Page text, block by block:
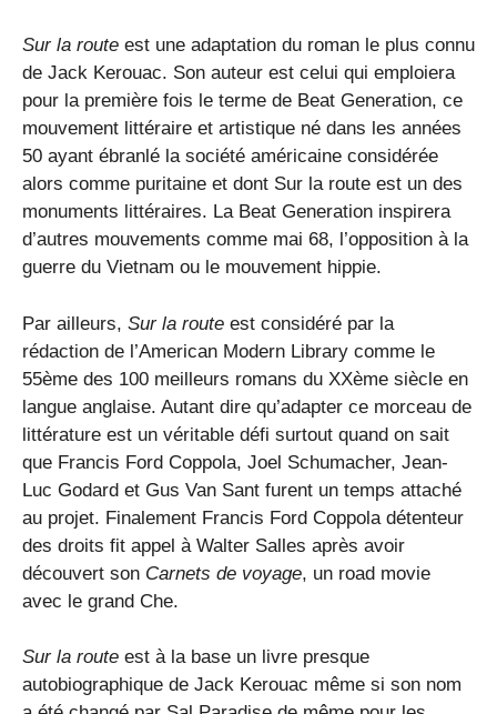
Sur la route est une adaptation du roman le plus connu
de Jack Kerouac. Son auteur est celui qui emploiera
pour la première fois le terme de Beat Generation, ce
mouvement littéraire et artistique né dans les années
50 ayant ébranlé la société américaine considérée
alors comme puritaine et dont Sur la route est un des
monuments littéraires. La Beat Generation inspirera
d’autres mouvements comme mai 68, l’opposition à la
guerre du Vietnam ou le mouvement hippie.
Par ailleurs, Sur la route est considéré par la
rédaction de l’American Modern Library comme le
55ème des 100 meilleurs romans du XXème siècle en
langue anglaise. Autant dire qu’adapter ce morceau de
littérature est un véritable défi surtout quand on sait
que Francis Ford Coppola, Joel Schumacher, Jean-
Luc Godard et Gus Van Sant furent un temps attaché
au projet. Finalement Francis Ford Coppola détenteur
des droits fit appel à Walter Salles après avoir
découvert son Carnets de voyage, un road movie
avec le grand Che.
Sur la route est à la base un livre presque
autobiographique de Jack Kerouac même si son nom